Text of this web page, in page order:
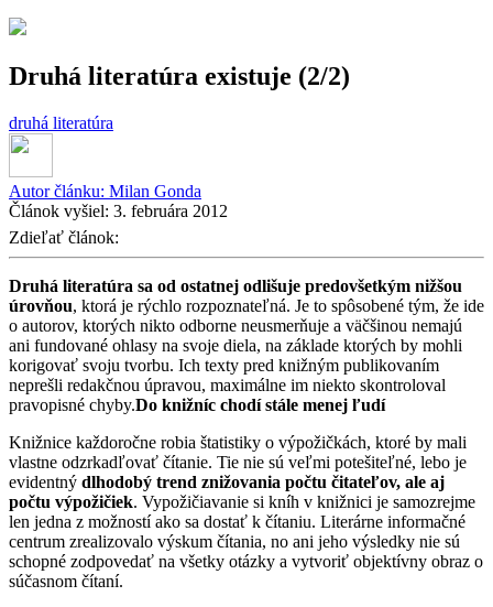
Druhá literatúra existuje (2/2)
druhá literatúra
Autor článku: Milan Gonda
Článok vyšiel: 3. februára 2012
Zdieľať článok:
Druhá literatúra sa od ostatnej odlišuje predovšetkým nižšou
úrovňou, ktorá je rýchlo rozpoznateľná. Je to spôsobené tým, že ide
o autorov, ktorých nikto odborne neusmerňuje a väčšinou nemajú
ani fundované ohlasy na svoje diela, na základe ktorých by mohli
korigovať svoju tvorbu. Ich texty pred knižným publikovaním
neprešli redakčnou úpravou, maximálne im niekto skontroloval
pravopisné chyby.Do knižníc chodí stále menej ľudí
Knižnice každoročne robia štatistiky o výpožičkách, ktoré by mali
vlastne odzrkadľovať čítanie. Tie nie sú veľmi potešiteľné, lebo je
evidentný dlhodobý trend znižovania počtu čitateľov, ale aj
počtu výpožičiek. Vypožičiavanie si kníh v knižnici je samozrejme
len jedna z možností ako sa dostať k čítaniu. Literárne informačné
centrum zrealizovalo výskum čítania, no ani jeho výsledky nie sú
schopné zodpovedať na všetky otázky a vytvoriť objektívny obraz o
súčasnom čítaní.